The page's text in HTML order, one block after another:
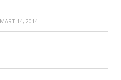
MART 14, 2014